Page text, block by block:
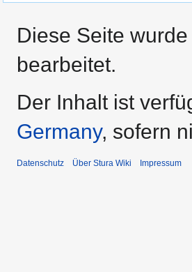
Diese Seite
bearbeitet.
Der Inhalt ist
Germany, sofern
Datenschutz Über Stura Wiki Impressum